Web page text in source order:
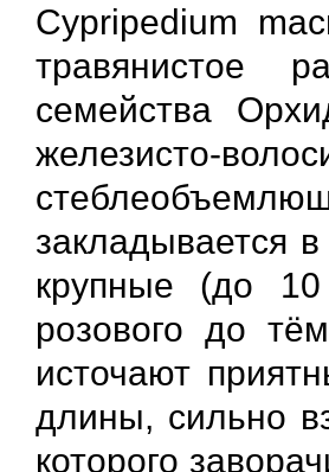
Cypripedium
травянистое
семейства
железисто-
закладывается
крупные (до
розового до
источают
длины, сильно
которого